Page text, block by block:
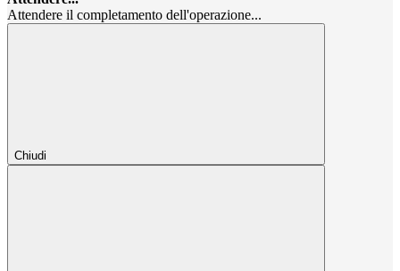
Attendere il completamento dell'operazione...
Chiudi